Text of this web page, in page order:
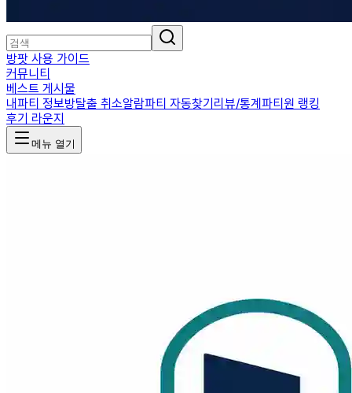
방팟 사용 가이드
커뮤니티
베스트 게시물
내파티 정보방탈출 취소알람파티 자동찾기리뷰/통계파티원 랭킹
후기 라운지
메뉴 열기